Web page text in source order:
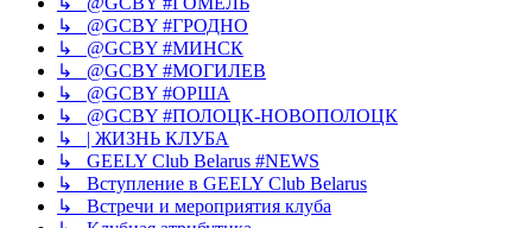
↳ @GCBY #ГРОДНО
↳ @GCBY #МИНСК
↳ @GCBY #МОГИЛЕВ
↳ @GCBY #ОРША
↳ @GCBY #ПОЛОЦК-НОВОПОЛОЦК
↳ | ЖИЗНЬ КЛУБА
↳ GEELY Club Bеlarus #NEWS
↳ Вступление в GEELY Club Belarus
↳ Встречи и мероприятия клуба